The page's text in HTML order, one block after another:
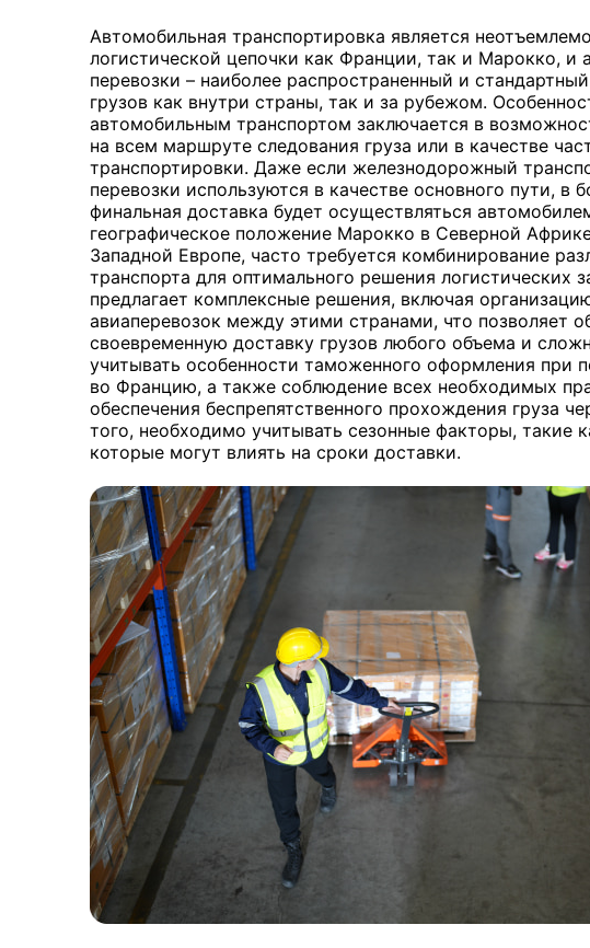
Автомобильная транспортировка является
логистической цепочки как Франции, так и Марокко, и
перевозки – наиболее распространенный и
грузов как внутри страны, так и за рубежом.
автомобильным транспортом заключается в
на всем маршруте следования груза или в качестве
транспортировки. Даже если железнодорожный
перевозки используются в качестве основного пути, в
финальная доставка будет осуществляться
географическое положение Марокко в Северной
Западной Европе, часто требуется комбинирование
транспорта для оптимального решения логистических
предлагает комплексные решения, включая
авиаперевозок между этими странами, что позволяет
своевременную доставку грузов любого объема и
учитывать особенности таможенного оформления при
во Францию, а также соблюдение всех необходимых
обеспечения беспрепятственного прохождения груза
того, необходимо учитывать сезонные факторы, такие
которые могут влиять на сроки доставки.